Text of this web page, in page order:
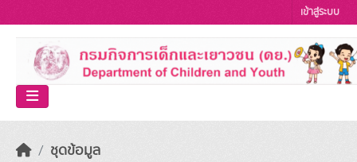
เข้าสู่ระบบ
ชุดข้อมูล